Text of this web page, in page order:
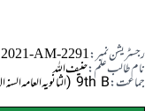
رجسٹریشن نمبر:2021-AM-2291
نام طالب علم:حنیف اللہ
جماعت:9th B (الثانویہ العامہ السنہ الأولیٰ ب)